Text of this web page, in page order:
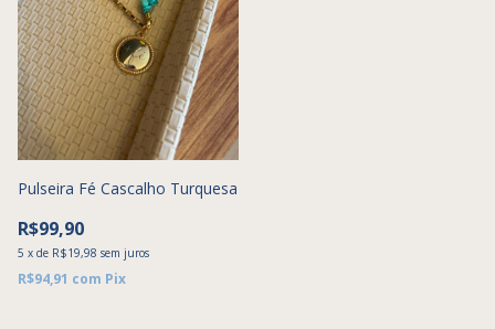
Pulseira Fé Cascalho Turquesa
R$99,90
5 x de R$19,98 sem juros
R$94,91 com Pix